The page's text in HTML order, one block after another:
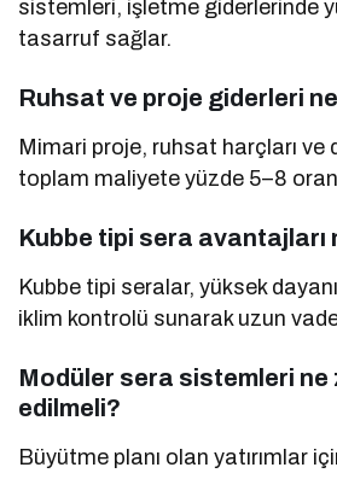
sistemleri, işletme giderlerinde
tasarruf sağlar.
Ruhsat ve pro­je giderleri
Mimari proje, ruhsat harçları ve
toplam maliyete yüzde 5–8
Kubbe tipi sera avantajları
Kubbe tipi seralar, yüksek
iklim kontrolü sunarak uzun
Modüler sera sistemleri ne
edilmeli?
Büyütme planı olan yatırımlar